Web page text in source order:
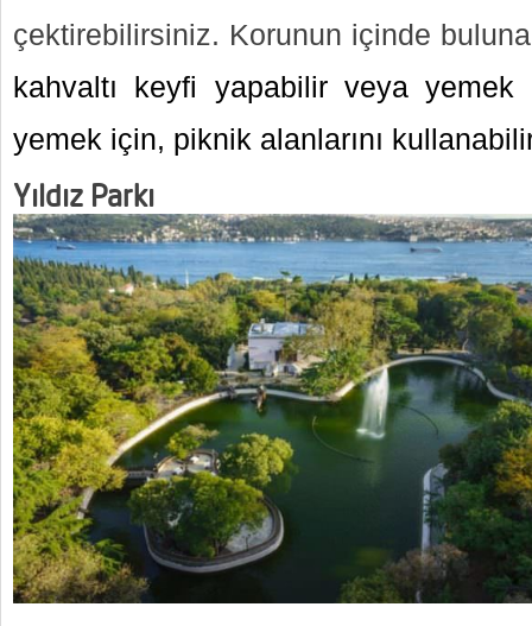
çektirebilirsiniz. Korunun içinde
kahvaltı keyfi yapabilir veya yemek
yemek için, piknik alanlarını
Yıldız Parkı